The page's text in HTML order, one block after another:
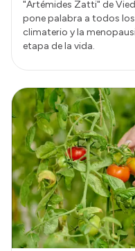
"Artémides Zatti" de
pone palabra a todos
climaterio y la
etapa de la vida.